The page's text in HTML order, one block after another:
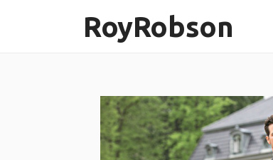
RoyRobson